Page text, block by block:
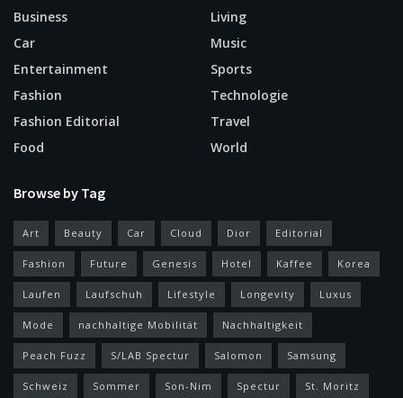
Business
Car
Entertainment
Fashion
Fashion Editorial
Food
Living
Music
Sports
Technologie
Travel
World
Browse by Tag
Art Beauty Car Cloud Dior Editorial
Fashion Future Genesis Hotel Kaffee Korea
Laufen Laufschuh Lifestyle Longevity Luxus
Mode nachhaltige Mobilität Nachhaltigkeit
Peach Fuzz S/LAB Spectur Salomon Samsung
Schweiz Sommer Son-Nim Spectur St. Moritz